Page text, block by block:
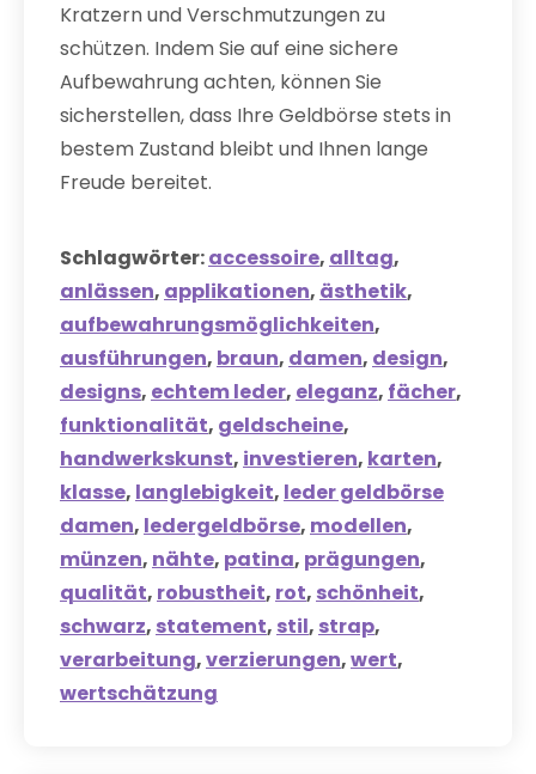
Kratzern und Verschmutzungen zu
schützen. Indem Sie auf eine sichere
Aufbewahrung achten, können Sie
sicherstellen, dass Ihre Geldbörse stets in
bestem Zustand bleibt und Ihnen lange
Freude bereitet.
Schlagwörter:accessoire, alltag,
anlässen, applikationen, ästhetik,
aufbewahrungsmöglichkeiten,
ausführungen, braun, damen, design,
designs, echtem leder, eleganz, fächer,
funktionalität, geldscheine,
handwerkskunst, investieren, karten,
klasse, langlebigkeit, leder geldbörse
damen, ledergeldbörse, modellen,
münzen, nähte, patina, prägungen,
qualität, robustheit, rot, schönheit,
schwarz, statement, stil, strap,
verarbeitung,verzierungen,wert,
wertschätzung